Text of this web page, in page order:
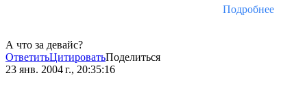
Подробнее
А что за девайс?
ОтветитьЦитироватьПоделиться
23 янв. 2004 г., 20:35:16